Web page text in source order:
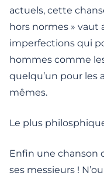
actuels, cette
hors normes » vaut
imperfections qui
hommes comme
quelqu’un pour les
mêmes.
Le plus
Enfin une chanson
ses messieurs !